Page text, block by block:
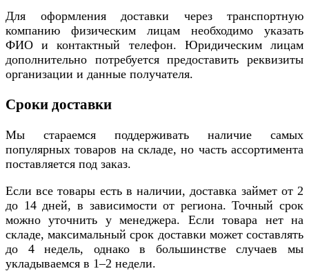
Для оформления доставки через транспортную
компанию физическим лицам необходимо указать
ФИО и контактный телефон. Юридическим лицам
дополнительно потребуется предоставить реквизиты
организации и данные получателя.
Сроки доставки
Мы стараемся поддерживать наличие самых
популярных товаров на складе, но часть ассортимента
поставляется под заказ.
Если все товары есть в наличии, доставка займет от 2
до 14 дней, в зависимости от региона. Точный срок
можно уточнить у менеджера. Если товара нет на
складе, максимальный срок доставки может составлять
до 4 недель, однако в большинстве случаев мы
укладываемся в 1–2 недели.